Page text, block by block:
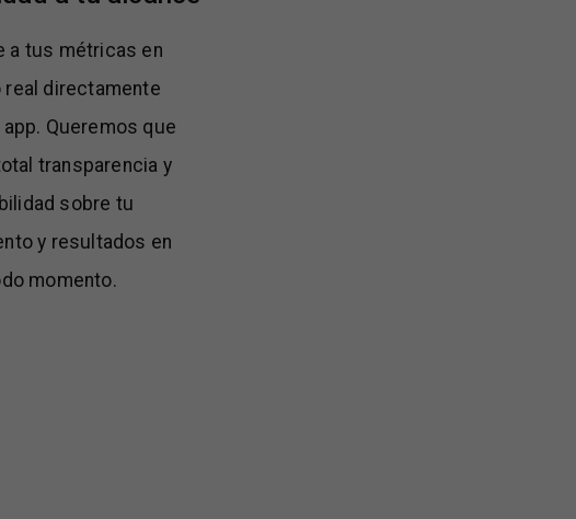
a tus métricas en
real directamente
Queremos que
transparencia y
sobre tu
y resultados en
momento.